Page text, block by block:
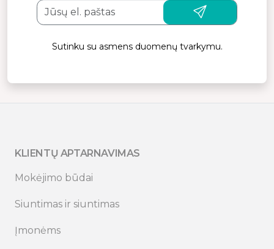
Sutinku su asmens duomenų tvarkymu.
KLIENTŲ APTARNAVIMAS
Mokėjimo būdai
Siuntimas ir siuntimas
Įmonėms